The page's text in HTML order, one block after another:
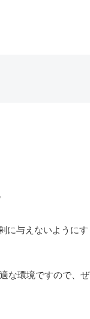
に与えないようにす
な環境ですので、ぜ